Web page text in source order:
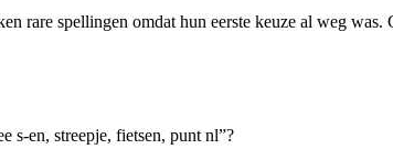
rare spellingen omdat hun eerste keuze al weg was.
s-en, streepje, fietsen, punt nl”?